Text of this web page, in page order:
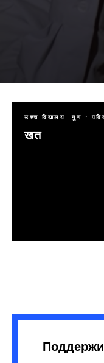
उच्च विद्यालय. गुण :
खत